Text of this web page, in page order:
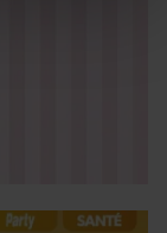
te
te bieden
delen we
onze
analyse. Deze
services. U